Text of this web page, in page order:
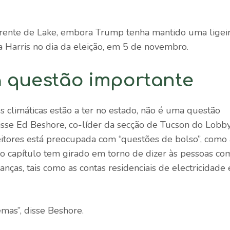
de Lake, embora Trump tenha mantido uma
no dia da eleição, em 5 de novembro.
questão importante
estão a ter no estado, não é uma questão
Ed Beshore, co-líder da secção de Tucson do
está preocupada com “questões de bolso”, como
capítulo tem girado em torno de dizer às pessoas
tais como as contas residenciais de electricidade
disse Beshore.